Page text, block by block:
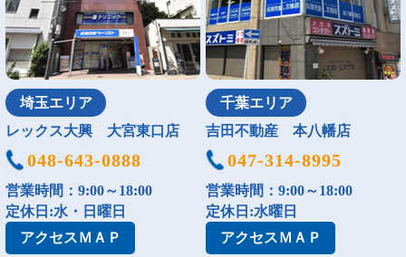
埼玉エリア
レックス大興 大宮東口店
048-643-0888
営業時間：9:00～18:00
定休日:水・日曜日
アクセスＭＡＰ
千葉エリア
吉田不動産 本八幡店
047-314-8995
営業時間：9:00～18:00
定休日:水曜日
アクセスＭＡＰ